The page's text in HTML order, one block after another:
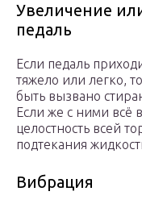
Увеличение
педаль
Если педаль
тяжело или легко,
быть вызвано
Если же с ними всё
целостность всей
подтекания
Вибрация